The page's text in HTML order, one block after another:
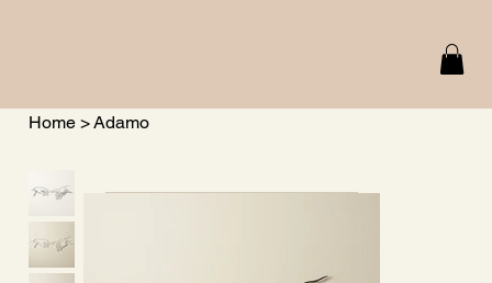
Home >Adamo